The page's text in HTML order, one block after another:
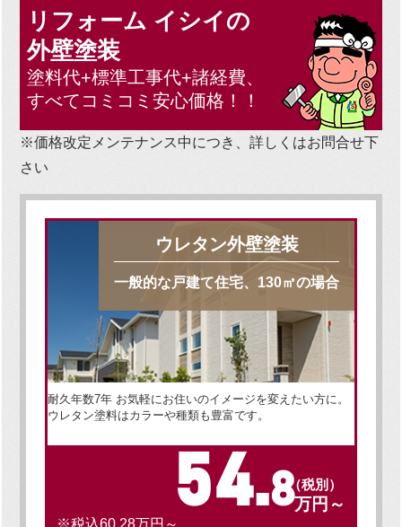
リフォーム イシイの
外壁塗装
塗料代+標準工事代+諸経費、
すべてコミコミ安心価格！！
※価格改定メンテナンス中につき、詳しくはお問合せ下
さい
ウレタン外壁塗装
一般的な戸建て住宅、130㎡の場合
耐久年数7年 お気軽にお住いのイメージを変えたい方に。
ウレタン塗料はカラーや種類も豊富です。
54.8（税別）
万円～
※税込60.28万円～